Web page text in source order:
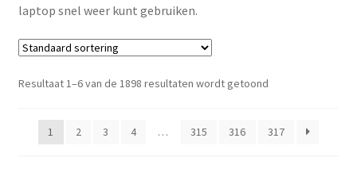
Levering
Privacybeleid
laptop snel weer kunt gebruiken.
Resultaat 1–6 van de 1898 resultaten wordt getoond
1 2 3 4 … 315 316 317